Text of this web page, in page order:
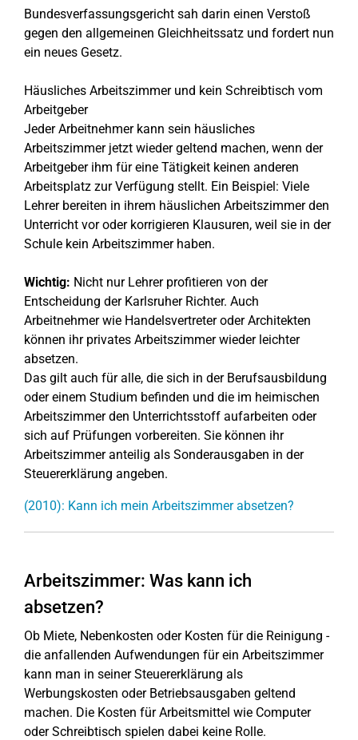
Bundesverfassungsgericht sah darin einen Verstoß
gegen den allgemeinen Gleichheitssatz und fordert nun
ein neues Gesetz.
Häusliches Arbeitszimmer und kein Schreibtisch vom
Arbeitgeber
Jeder Arbeitnehmer kann sein häusliches
Arbeitszimmer jetzt wieder geltend machen, wenn der
Arbeitgeber ihm für eine Tätigkeit keinen anderen
Arbeitsplatz zur Verfügung stellt. Ein Beispiel: Viele
Lehrer bereiten in ihrem häuslichen Arbeitszimmer den
Unterricht vor oder korrigieren Klausuren, weil sie in der
Schule kein Arbeitszimmer haben.
Wichtig: Nicht nur Lehrer profitieren von der
Entscheidung der Karlsruher Richter. Auch
Arbeitnehmer wie Handelsvertreter oder Architekten
können ihr privates Arbeitszimmer wieder leichter
absetzen.
Das gilt auch für alle, die sich in der Berufsausbildung
oder einem Studium befinden und die im heimischen
Arbeitszimmer den Unterrichtsstoff aufarbeiten oder
sich auf Prüfungen vorbereiten. Sie können ihr
Arbeitszimmer anteilig als Sonderausgaben in der
Steuererklärung angeben.
(2010): Kann ich mein Arbeitszimmer absetzen?
Arbeitszimmer: Was kann ich
absetzen?
Ob Miete, Nebenkosten oder Kosten für die Reinigung -
die anfallenden Aufwendungen für ein Arbeitszimmer
kann man in seiner Steuererklärung als
Werbungskosten oder Betriebsausgaben geltend
machen. Die Kosten für Arbeitsmittel wie Computer
oder Schreibtisch spielen dabei keine Rolle.